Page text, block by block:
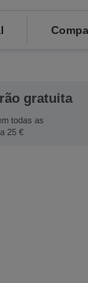
gratuita
todas as
25 €